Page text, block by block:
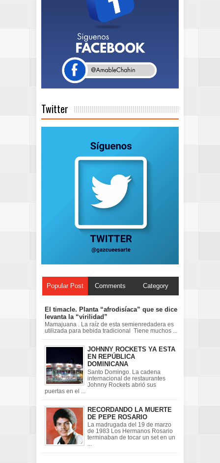
Twitter
Popular Post Comments Category
El timacle. Planta “afrodisíaca” que se dice
levanta la “virilidad”
Mamajuana . La raíz de esta semienredadera es
utilizada para bebida tradicional Tiene muchos ...
JOHNNY ROCKETS YA ESTA
EN REPÚBLICA
DOMINICANA
Santo Domingo. La cadena
internacional de restaurantes
Johnny Rockets abrió sus
puertas en el ...
RECORDANDO LA MUERTE
DE PEPE ROSARIO
La madrugada del 19 de marzo
de 1983 Los Hermanos Rosario
terminaban de tocar un set en un
...